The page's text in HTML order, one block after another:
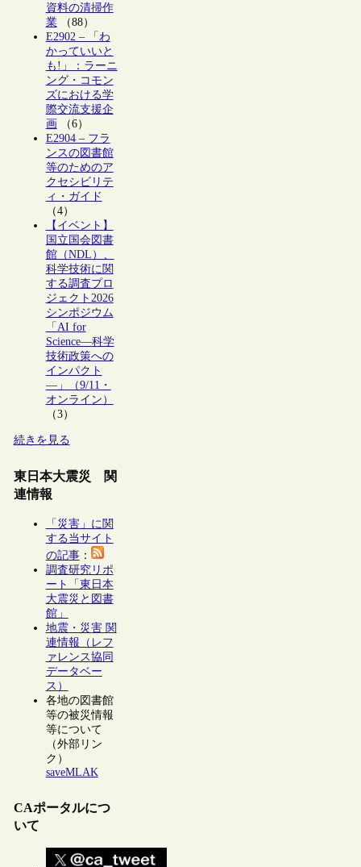
資料の清掃作
業（88）
E2902 – 「わ
かっていいと
も!」：ラーニ
ング・コモン
ズにおける学
際交流支援企
画 （6）
E2904 – フラ
ンスの図書館
等のためのア
クセシビリテ
ィ・ガイド
（4）
【イベント】
国立国会図書
館（NDL）、
科学技術に関
する調査プロ
ジェクト2026
シンポジウム
「AI for
Science―科学
技術政策への
インパクト
―」（9/11・
オンライン）
（3）
続きを見る
東日本大震災 関
連情報
「災害」に関
する当サイト
の記事：
調査研究リポ
ート「東日本
大震災と図書
館」
地震・災害 関
連情報（レフ
ァレンス協同
データベー
ス）
各地の図書館
等の被災情報
等について
（外部リン
ク）
saveMLAK
CAポータルにつ
いて